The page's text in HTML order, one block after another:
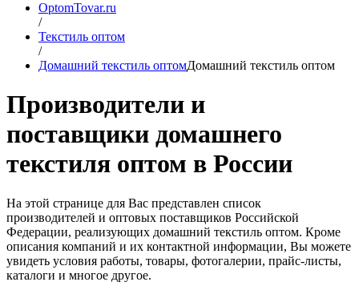
OptomTovar.ru
/
Текстиль оптом
/
Домашний текстиль оптомДомашний текстиль оптом
Производители и
поставщики домашнего
текстиля оптом в России
На этой странице для Вас представлен список
производителей и оптовых поставщиков Российской
Федерации, реализующих домашний текстиль оптом. Кроме
описания компаний и их контактной информации, Вы можете
увидеть условия работы, товары, фотогалерии, прайс-листы,
каталоги и многое другое.